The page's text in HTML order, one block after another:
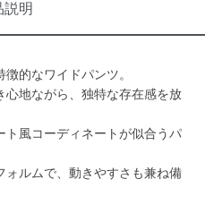
説明
的なワイドパンツ。
地ながら、独特な存在感を放
風コーディネートが似合うパ
ルムで、動きやすさも兼ね備